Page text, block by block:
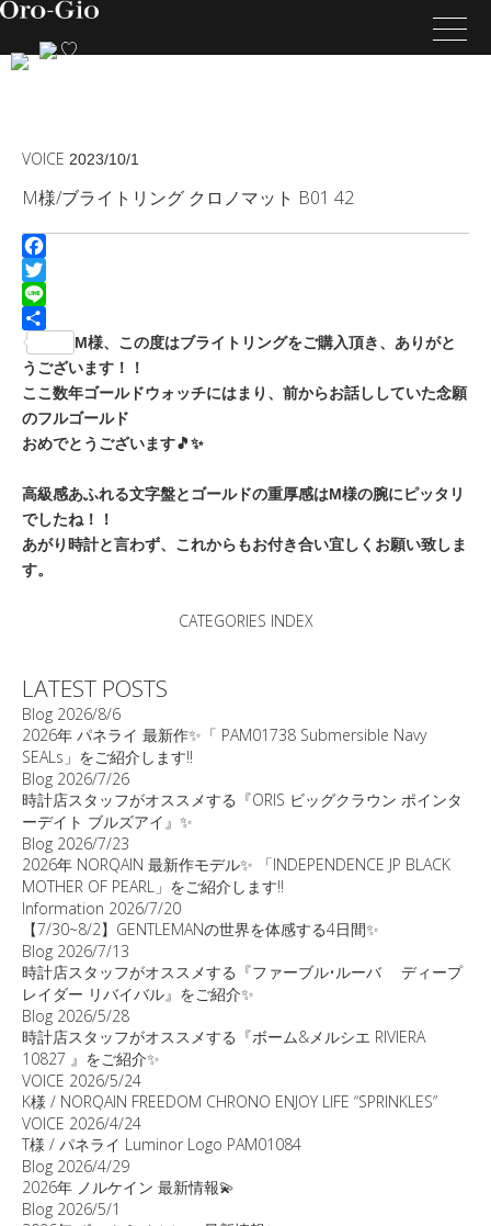
VOICE 2023/10/1
M様/ブライトリング クロノマット B01 42
Facebook
Twitter
Line
共
有
M様、この度はブライトリングをご購入頂き、ありがと
うございます！！
ここ数年ゴールドウォッチにはまり、前からお話ししていた念願
のフルゴールド
おめでとうございます🎵✨
高級感あふれる文字盤とゴールドの重厚感はM様の腕にピッタリ
でしたね！！
あがり時計と言わず、これからもお付き合い宜しくお願い致しま
す。
CATEGORIES INDEX
LATEST POSTS
Blog 2026/8/6
2026年 パネライ 最新作✨「 PAM01738 Submersible Navy
SEALs」をご紹介します‼️
Blog 2026/7/26
時計店スタッフがオススメする『ORIS ビッグクラウン ポインタ
ーデイト ブルズアイ』✨
Blog 2026/7/23
2026年 NORQAIN 最新作モデル✨ 「INDEPENDENCE JP BLACK
MOTHER OF PEARL」をご紹介します‼️
Information 2026/7/20
【7/30~8/2】GENTLEMANの世界を体感する4日間✨
Blog 2026/7/13
時計店スタッフがオススメする『ファーブル•ルーバ ディープ
レイダー リバイバル』をご紹介✨
Blog 2026/5/28
時計店スタッフがオススメする『ボーム&メルシエ RIVIERA
10827 』をご紹介✨
VOICE 2026/5/24
K様 / NORQAIN FREEDOM CHRONO ENJOY LIFE “SPRINKLES”
VOICE 2026/4/24
T様 / パネライ Luminor Logo PAM01084
Blog 2026/4/29
2026年 ノルケイン 最新情報💫
Blog 2026/5/1